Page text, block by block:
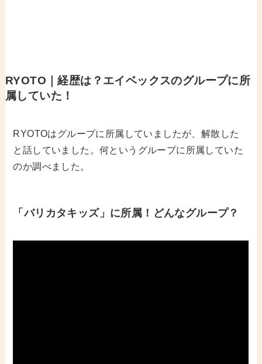
RYOTO｜経歴は？エイベックスのグループに所
属していた！
RYOTOはグループに所属していましたが、解散した
と話していました。何というグループに所属していた
のか調べました。
「バリカタキッズ」に所属！ どんなグループ？